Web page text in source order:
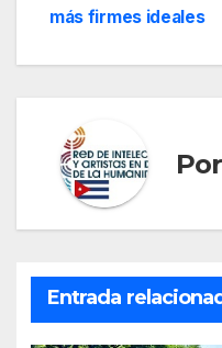
más firmes ideales
Por
Entrada